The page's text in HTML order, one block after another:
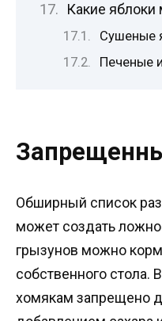
Какие
Сушеные
Печеные
Обширный список
может создать
грызунов можно
собственного стола.
хомякам запрещено